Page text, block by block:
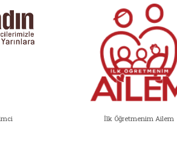
İlk Öğretmenim Ailem